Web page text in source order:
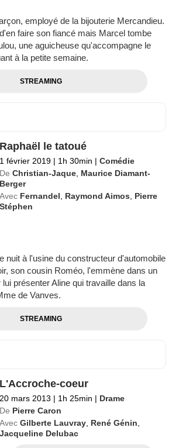
employé de la bijouterie Mercandieu.
faire son fiancé mais Marcel tombe
une aguicheuse qu'accompagne le
à la petite semaine.
STREAMING
Raphaël le tatoué
1 février 2019 | 1h 30min | Comédie
De Christian-Jaque, Maurice Diamant-
Berger
Avec Fernandel, Raymond Aimos, Pierre
Stéphen
nuit à l'usine du constructeur d'automobile
son cousin Roméo, l'emmène dans un
présenter Aline qui travaille dans la
de Vanves.
STREAMING
L'Accroche-coeur
20 mars 2013 | 1h 25min | Drame
De Pierre Caron
Avec Gilberte Lauvray René Génin
Jacqueline Delubac